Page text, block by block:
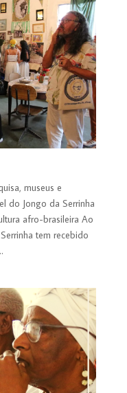
museus e
do Jongo da Serrinha
afro-brasileira Ao
tem recebido